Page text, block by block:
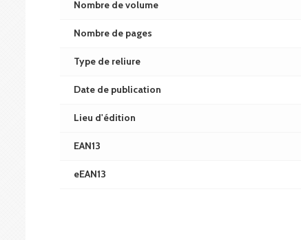
Nombre de volume
Nombre de pages
Type de reliure
Date de publication
Lieu d'édition
EAN13
eEAN13